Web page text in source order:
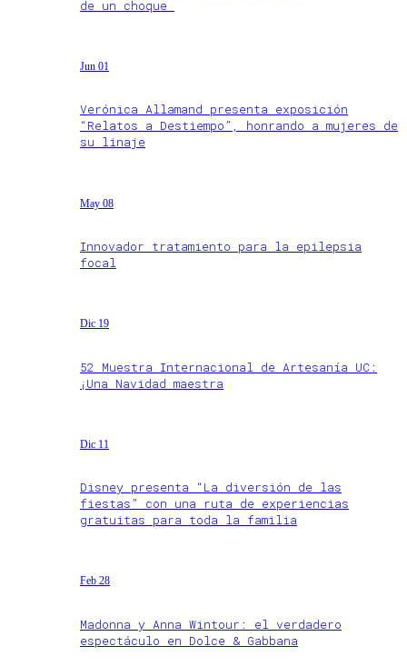
de un choque
Jun 01
Verónica Allamand presenta exposición
“Relatos a Destiempo”, honrando a mujeres de
su linaje
May 08
Innovador tratamiento para la epilepsia
focal
Dic 19
52 Muestra Internacional de Artesanía UC:
¡Una Navidad maestra
Dic 11
Disney presenta “La diversión de las
fiestas” con una ruta de experiencias
gratuitas para toda la familia
Feb 28
Madonna y Anna Wintour: el verdadero
espectáculo en Dolce & Gabbana